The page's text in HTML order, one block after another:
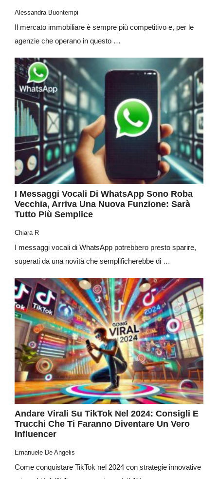
Alessandra Buontempi
Il mercato immobiliare è sempre più competitivo e, per le
agenzie che operano in questo …
I Messaggi Vocali Di WhatsApp Sono Roba
Vecchia, Arriva Una Nuova Funzione: Sarà
Tutto Più Semplice
Chiara R
I messaggi vocali di WhatsApp potrebbero presto sparire,
superati da una novità che semplificherebbe di …
Andare Virali Su TikTok Nel 2024: Consigli E
Trucchi Che Ti Faranno Diventare Un Vero
Influencer
Emanuele De Angelis
Come conquistare TikTok nel 2024 con strategie innovative